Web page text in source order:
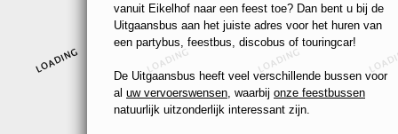
vanuit Eikelhof naar een feest toe? Dan bent u bij de
Uitgaansbus aan het juiste adres voor het huren van
een partybus, feestbus, discobus of touringcar!
De Uitgaansbus heeft veel verschillende bussen voor
al uw vervoerswensen, waarbij onze feestbussen
natuurlijk uitzonderlijk interessant zijn.